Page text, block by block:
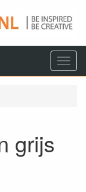
Menu
grijs